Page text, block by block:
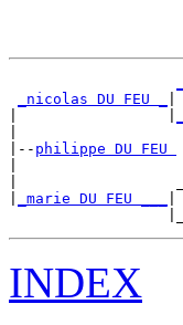
_nicolas DU FEU _
|-- philippe DU FEU
_marie DU FEU ___
INDEX